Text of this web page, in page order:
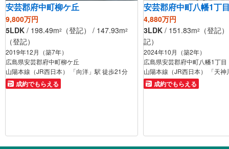
安芸郡府中町柳ケ丘
9,800万円
5LDK / 198.49m2 （登記） / 147.93m2
（登記）
2019年12月（築7年）
広島県安芸郡府中町柳ケ丘
山陽本線（JR西日本） 「向洋」駅 徒歩21分
成約でもらえる
安芸郡府中町八幡1丁
4,880万円
3LDK / 151.83m2
（登記
記）
2024年10月（築2年）
広島県安芸郡府中町八幡1丁目
山陽本線（JR西日本） 「天
成約でもらえる